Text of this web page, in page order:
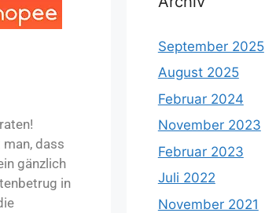
dass
gänzlich
in
September 2025
August 2025
Februar 2024
November 2023
Februar 2023
Juli 2022
November 2021